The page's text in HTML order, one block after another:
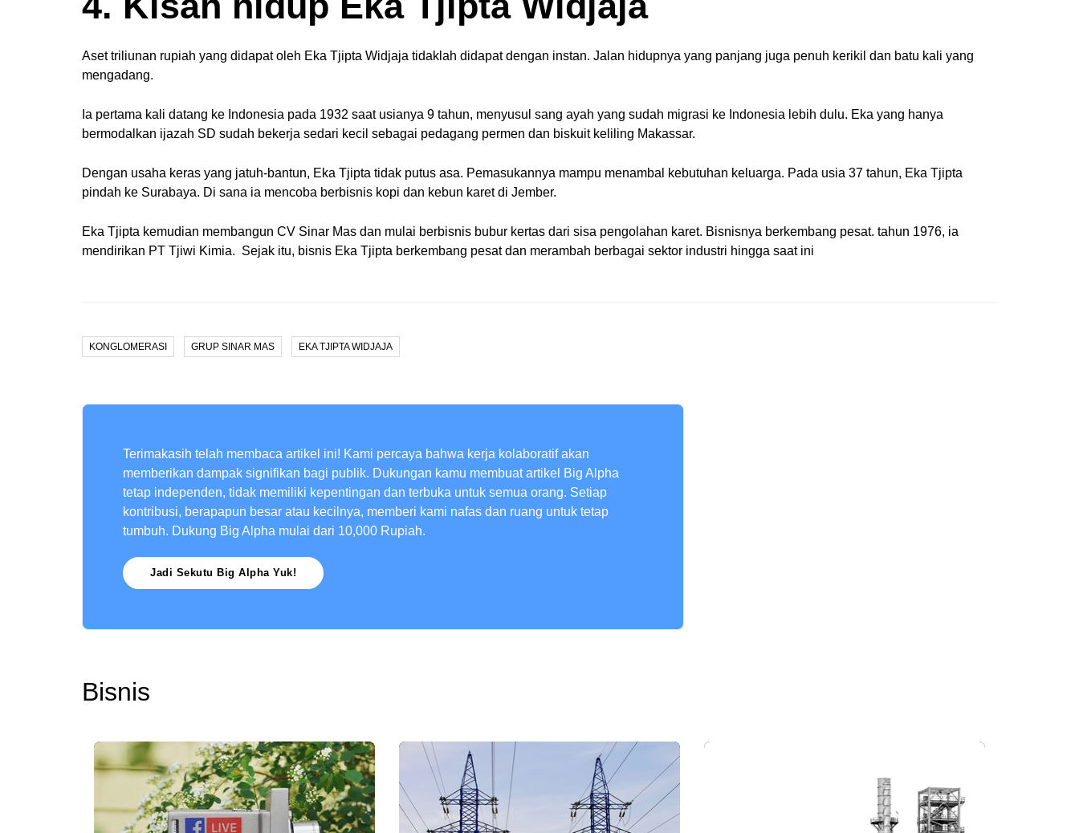
Aset triliunan rupiah yang didapat oleh Eka Tjipta Widjaja tidaklah didapat dengan instan. Jalan hidupnya yang panjang juga penuh kerikil dan batu kali yang
mengadang.
Ia pertama kali datang ke Indonesia pada 1932 saat usianya 9 tahun, menyusul sang ayah yang sudah migrasi ke Indonesia lebih dulu. Eka yang hanya
bermodalkan ijazah SD sudah bekerja sedari kecil sebagai pedagang permen dan biskuit keliling Makassar.
Dengan usaha keras yang jatuh-bantun, Eka Tjipta tidak putus asa. Pemasukannya mampu menambal kebutuhan keluarga. Pada usia 37 tahun, Eka Tjipta
pindah ke Surabaya. Di sana ia mencoba berbisnis kopi dan kebun karet di Jember.
Eka Tjipta kemudian membangun CV Sinar Mas dan mulai berbisnis bubur kertas dari sisa pengolahan karet. Bisnisnya berkembang pesat. tahun 1976, ia
mendirikan PT Tjiwi Kimia. Sejak itu, bisnis Eka Tjipta berkembang pesat dan merambah berbagai sektor industri hingga saat ini
KONGLOMERASI GRUP SINAR MAS EKA TJIPTA WIDJAJA
Terimakasih telah membaca artikel ini! Kami percaya bahwa kerja kolaboratif akan
memberikan dampak signifikan bagi publik. Dukungan kamu membuat artikel Big Alpha
tetap independen, tidak memiliki kepentingan dan terbuka untuk semua orang. Setiap
kontribusi, berapapun besar atau kecilnya, memberi kami nafas dan ruang untuk tetap
tumbuh. Dukung Big Alpha mulai dari 10,000 Rupiah.
Jadi Sekutu Big Alpha Yuk!
Bisnis